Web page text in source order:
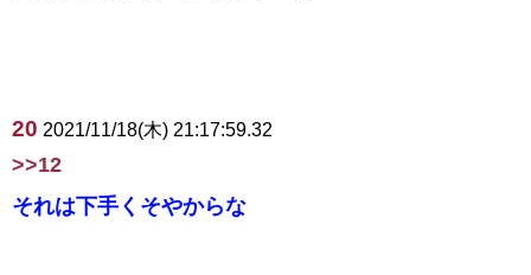
20 2021/11/18(木) 21:17:59.32
>>12
それは下手くそやからな